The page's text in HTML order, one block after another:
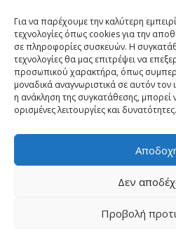
Για να παρέχουμε την καλύτερη
τεχνολογίες όπως cookies για την
σε πληροφορίες συσκευών. Η
τεχνολογίες θα μας επιτρέψει να
προσωπικού χαρακτήρα, όπως
μοναδικά αναγνωριστικά σε αυτόν
η ανάκληση της συγκατάθεσης, μπορεί
ορισμένες λειτουργίες και δυνατότητες.
Δεν
Προβολή
Εγγραφή στο Ενημερωτικό
Το Email σας (υποχρεωτικο)
Μηνυμα